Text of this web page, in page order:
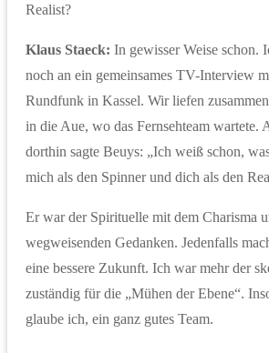
Realist?
Klaus Staeck: In gewisser Weise schon.
noch an ein gemeinsames TV-Interview
Rundfunk in Kassel. Wir liefen
in die Aue, wo das Fernsehteam wartete.
dorthin sagte Beuys: „Ich weiß schon,
mich als den Spinner und dich als den
Er war der Spirituelle mit dem Charisma
wegweisenden Gedanken. Jedenfalls
eine bessere Zukunft. Ich war mehr der
zuständig für die „Mühen der Ebene“.
glaube ich, ein ganz gutes Team.